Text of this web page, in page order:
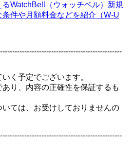
るWatchBell（ウォッチベル）新規
件や月額料金などを紹介（W-U
く予定でございます。
り、内容の正確性を保証するも
ては、お受けしておりませんの